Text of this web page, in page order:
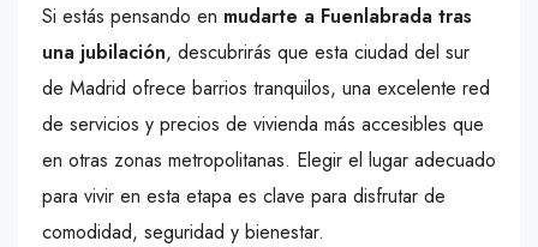
Si estás pensando en mudarte a Fuenlabrada tras
una jubilación, descubrirás que esta ciudad del sur
de Madrid ofrece barrios tranquilos, una excelente red
de servicios y precios de vivienda más accesibles que
en otras zonas metropolitanas. Elegir el lugar adecuado
para vivir en esta etapa es clave para disfrutar de
comodidad, seguridad y bienestar.